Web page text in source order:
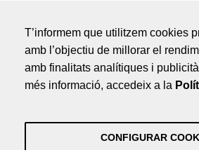
Política de Privacitat
Política de Privacitat
T’informem que utilitzem cookies
amb l’objectiu de millorar el
amb finalitats analítiques i
més informació, accedeix a la
CONFIGURAR